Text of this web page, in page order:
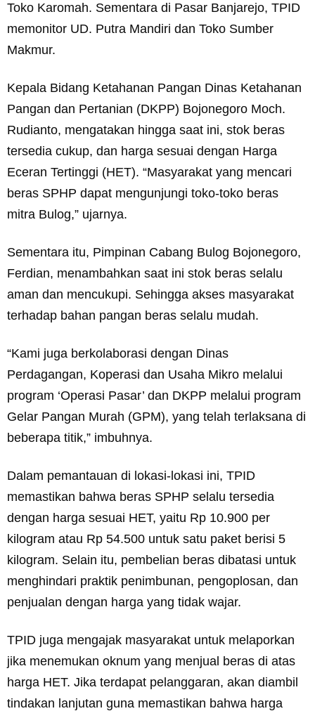
Toko Karomah. Sementara di Pasar Banjarejo, TPID
memonitor UD. Putra Mandiri dan Toko Sumber
Makmur.
Kepala Bidang Ketahanan Pangan Dinas Ketahanan
Pangan dan Pertanian (DKPP) Bojonegoro Moch.
Rudianto, mengatakan hingga saat ini, stok beras
tersedia cukup, dan harga sesuai dengan Harga
Eceran Tertinggi (HET). “Masyarakat yang mencari
beras SPHP dapat mengunjungi toko-toko beras
mitra Bulog,” ujarnya.
Sementara itu, Pimpinan Cabang Bulog Bojonegoro,
Ferdian, menambahkan saat ini stok beras selalu
aman dan mencukupi. Sehingga akses masyarakat
terhadap bahan pangan beras selalu mudah.
“Kami juga berkolaborasi dengan Dinas
Perdagangan, Koperasi dan Usaha Mikro melalui
program ‘Operasi Pasar’ dan DKPP melalui program
Gelar Pangan Murah (GPM), yang telah terlaksana di
beberapa titik,” imbuhnya.
Dalam pemantauan di lokasi-lokasi ini, TPID
memastikan bahwa beras SPHP selalu tersedia
dengan harga sesuai HET, yaitu Rp 10.900 per
kilogram atau Rp 54.500 untuk satu paket berisi 5
kilogram. Selain itu, pembelian beras dibatasi untuk
menghindari praktik penimbunan, pengoplosan, dan
penjualan dengan harga yang tidak wajar.
TPID juga mengajak masyarakat untuk melaporkan
jika menemukan oknum yang menjual beras di atas
harga HET. Jika terdapat pelanggaran, akan diambil
tindakan lanjutan guna memastikan bahwa harga